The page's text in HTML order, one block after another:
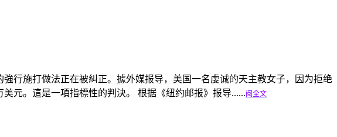
行施打做法正在被糾正。據外媒报导，美国一名虔诚的天主教女子，因为拒绝
元。這是一項指標性的判決。 根据《纽约邮报》报导......阅全文